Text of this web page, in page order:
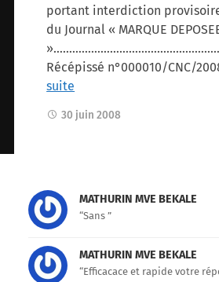
portant interdiction
du Journal « MARQUE
Récépissé n°000010/CNC/
suite
30 juin 2008
MATHURIN MVE BEKALE
“Sans ”
MATHURIN MVE BEKALE
“Efficacace et rapide votre